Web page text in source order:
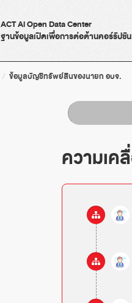
ACT Ai Open Data Center
ฐานข้อมูลเปิดเพื่อการต่อต้านคอร์รัปชัน
ข้อมูลบัญชีทรัพย์สินของนายก อบจ.
ความเค